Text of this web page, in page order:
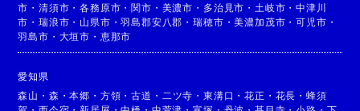
市 ・清須市 ・各務原市 ・関市 ・ 美濃市 ・ 多治見市 ・ 土岐市 ・中津川
市 ・瑞浪市 ・ 山県市 ・羽島郡安八郡 ・瑞穂市 ・美濃加茂市 ・可児市 ・
羽島市 ・ 大垣市 ・ 恵那市
愛知県
森山 ・ 森 ・本郷 ・ 方領 ・古道 ・ 二ツ寺 ・ 東溝口 ・花正 ・ 花長 ・ 蜂須